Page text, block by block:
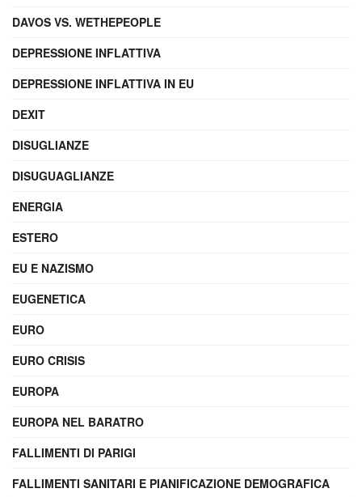
DAVOS VS. WETHEPEOPLE
DEPRESSIONE INFLATTIVA
DEPRESSIONE INFLATTIVA IN EU
DEXIT
DISUGLIANZE
DISUGUAGLIANZE
ENERGIA
ESTERO
EU E NAZISMO
EUGENETICA
EURO
EURO CRISIS
EUROPA
EUROPA NEL BARATRO
FALLIMENTI DI PARIGI
FALLIMENTI SANITARI E PIANIFICAZIONE DEMOGRAFICA